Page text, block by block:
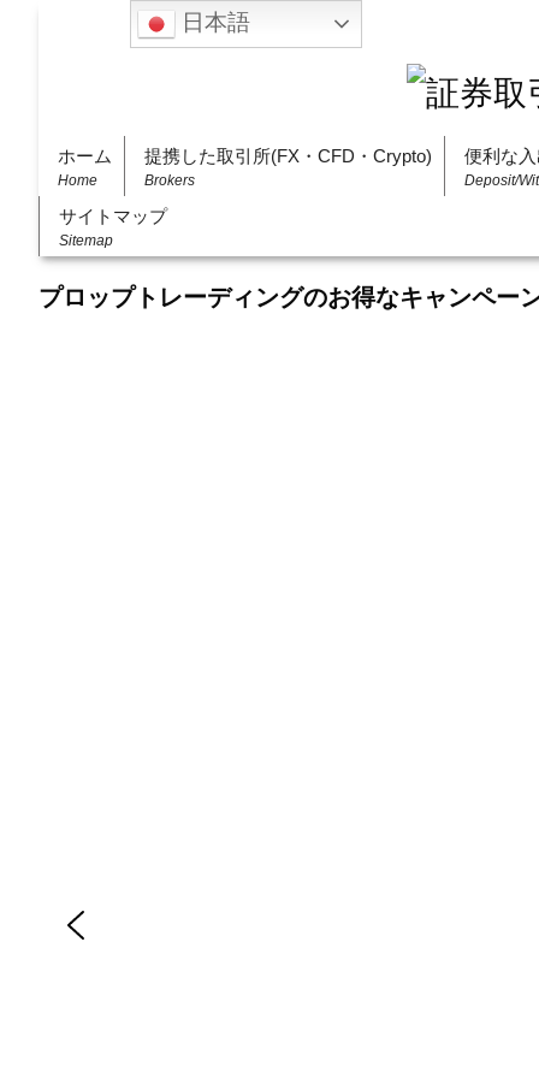
ホーム
Home
提携した取引所(FX・CFD・Crypto)
Brokers
便利な
Deposit/
サイトマップ
Sitemap
プロップトレーディングのお得なキャンペー
日本語